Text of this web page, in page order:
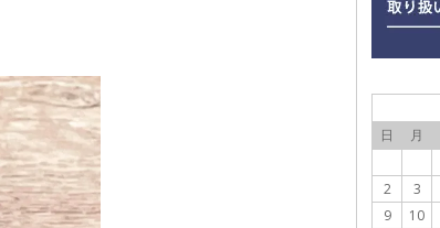
日
月
2
3
9
10